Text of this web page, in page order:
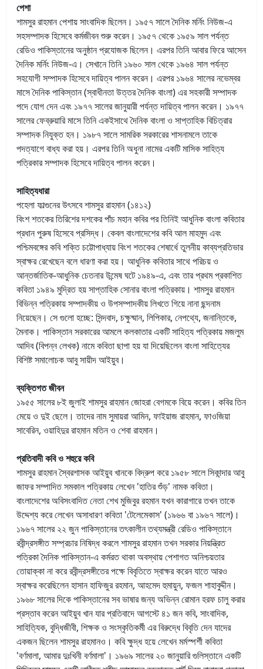
পেশা
শামসুর রাহমান পেশায় সাংবাদিক ছিলেন। ১৯৫৭ সালে দৈনিক মর্নিং নিউজ-এ
সহসম্পাদক হিসেবে কর্মজীবন শুরু করেন। ১৯৫৭ থেকে ১৯৫৯ সাল পর্যন্ত
রেডিও পাকিস্তানের অনুষ্ঠান প্রযোজক ছিলেন। এরপর তিনি আবার ফিরে আসেন
দৈনিক মর্নিং নিউজ-এ। সেখানে তিনি ১৯৬০ সাল থেকে ১৯৬৪ সাল পর্যন্ত
সহযোগী সম্পাদক হিসেবে দায়িত্ব পালন করেন। এরপর ১৯৬৪ সালের নভেম্বর
মাসে দৈনিক পাকিস্তান (স্বাধীনতা উত্তর দৈনিক বাংলা) এর সহকারী সম্পাদক
পদে যোগ দেন এবং ১৯৭৭ সালের জানুয়ারী পর্যন্ত দায়িত্ব পালন করেন। ১৯৭৭
সালের ফেব্রুয়ারি মাসে তিনি একইসাথে দৈনিক বাংলা ও সাপ্তাহিক বিচিত্রার
সম্পাদক নিযুক্ত হন। ১৯৮৭ সালে সামরিক সরকারের শাসনামলে তাকে
পদত্যাগে বাধ্য করা হয়। এরপর তিনি অধুনা নামের একটি মাসিক সাহিত্য
পত্রিকার সম্পাদক হিসেবে দায়িত্ব পালন করেন।
সাহিত্যধারা
পহেলা ফাল্গুনের উৎসবে শামসুর রাহমান (১৪১২)
বিংশ শতকের তিরিশের দশকের পাঁচ মহান কবির পর তিনিই আধুনিক বাংলা কবিতার
প্রধান পুরুষ হিসেবে প্রসিদ্ধ। কেবল বাংলাদেশের কবি আল মাহমুদ এবং
পশ্চিমবঙ্গের কবি শক্তি চট্টোপাধ্যায় বিংশ শতকের শেষার্ধে তুলনীয় কাব্যপ্রতিভার
স্বাক্ষর রেখেছেন বলে ধারণা করা হয়। আধুনিক কবিতার সাথে পরিচয় ও
আন্তর্জাতিক-আধুনিক চেতনার উন্মেষ ঘটে ১৯৪৯-এ, এবং তার প্রথম প্রকাশিত
কবিতা ১৯৪৯ মুদ্রিত হয় সাপ্তাহিক সোনার বাংলা পত্রিকায়। শামসুর রাহমান
বিভিন্ন পত্রিকায় সম্পাদকীয় ও উপসম্পাদকীয় লিখতে গিয়ে নানা ছন্দনাম
নিয়েছেন। সে গুলো হচ্ছে: সিন্দবাদ, চক্ষুষ্মান, লিপিকার, নেপথ্যে, জনান্তিকে,
মৈনাক। পাকিস্তান সরকারের আমলে কলকাতার একটি সাহিত্য পত্রিকায় মজলুম
আদিব (বিপন্ন লেখক) নামে কবিতা ছাপা হয় যা দিয়েছিলেন বাংলা সাহিত্যের
বিশিষ্ট সমালোচক আবু সায়ীদ আইয়ুব।
ব্যক্তিগত জীবন
১৯৫৫ সালের ৮ই জুলাই শামসুর রাহমান জোহরা বেগমকে বিয়ে করেন। কবির তিন
মেয়ে ও দুই ছেলে। তাদের নাম সুমায়রা আমিন, ফাইয়াজ রাহমান, ফাওজিয়া
সাবেরিন, ওয়াহিদুর রাহমান মতিন ও শেবা রাহমান।
প্রতিবাদী কবি ও শহুরে কবি
শামসুর রাহমান স্বৈরশাসক আইয়ুব খানকে বিদ্রুপ করে ১৯৫৮ সালে সিকান্দার আবু
জাফর সম্পাদিত সমকাল পত্রিকায় লেখেন 'হাতির শুঁড়' নামক কবিতা।
বাংলাদেশের অবিসংবাদিত নেতা শেখ মুজিবুর রহমান যখন কারাগারে তখন তাকে
উদ্দেশ্য করে লেখেন অসাধারণ কবিতা 'টেলেমেকাস' (১৯৬৬ বা ১৯৬৭ সালে)।
১৯৬৭ সালের ২২ জুন পাকিস্তানের তৎকালীন তথ্যমন্ত্রী রেডিও পাকিস্তানে
রবীন্দ্রসঙ্গীত সম্প্রচার নিষিদ্ধ করলে শামসুর রাহমান তখন সরকার নিয়ন্ত্রিত
পত্রিকা দৈনিক পাকিস্তান-এ কর্মরত থাকা অবস্থায় পেশাগত অনিশ্চয়তার
তোয়াক্কা না করে রবীন্দ্রসঙ্গীতের পক্ষে বিবৃতিতে স্বাক্ষর করেন যাতে আরও
স্বাক্ষর করেছিলেন হাসান হাফিজুর রহমান, আহমেদ হুমায়ুন, ফজল শাহাবুদ্দীন।
১৯৬৮ সালের দিকে পাকিস্তানের সব ভাষার জন্য অভিন্ন রোমান হরফ চালু করার
প্রস্তাব করেন আইয়ুব খান যার প্রতিবাদে আগস্টে ৪১ জন কবি, সাংবাদিক,
সাহিত্যিক, বুদ্ধিজীবী, শিক্ষক ও সংস্কৃতিকর্মী এর বিরুদ্ধে বিবৃতি দেন যাদের
একজন ছিলেন শামসুর রাহমানও। কবি ক্ষুদ্ধ হয়ে লেখেন মর্মস্পর্শী কবিতা
'বর্ণমালা, আমার দুঃখিনী বর্ণমালা'। ১৯৬৯ সালের ২০ জানুয়ারি গুলিস্তানে একটি